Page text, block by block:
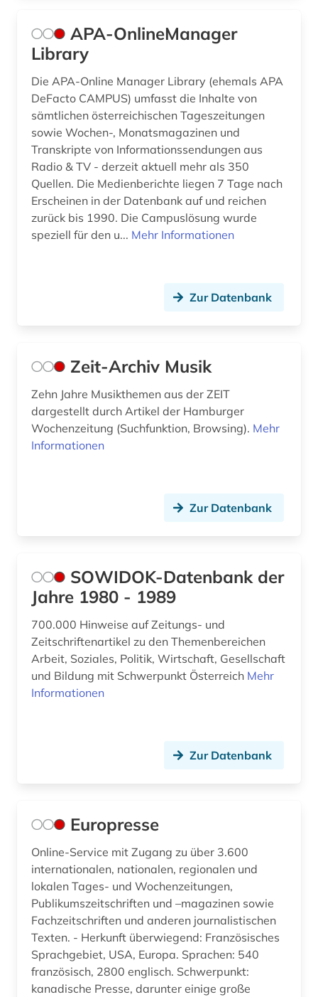
APA-OnlineManager
Library
Die APA-Online Manager Library (ehemals APA
DeFacto CAMPUS) umfasst die Inhalte von
sämtlichen österreichischen Tageszeitungen
sowie Wochen-, Monatsmagazinen und
Transkripte von Informationssendungen aus
Radio & TV - derzeit aktuell mehr als 350
Quellen. Die Medienberichte liegen 7 Tage nach
Erscheinen in der Datenbank auf und reichen
zurück bis 1990. Die Campuslösung wurde
speziell für den u... Mehr Informationen
Zur Datenbank
Zeit-Archiv Musik
Zehn Jahre Musikthemen aus der ZEIT
dargestellt durch Artikel der Hamburger
Wochenzeitung (Suchfunktion, Browsing). Mehr
Informationen
Zur Datenbank
SOWIDOK-Datenbank der
Jahre 1980 - 1989
700.000 Hinweise auf Zeitungs- und
Zeitschriftenartikel zu den Themenbereichen
Arbeit, Soziales, Politik, Wirtschaft, Gesellschaft
und Bildung mit Schwerpunkt Österreich Mehr
Informationen
Zur Datenbank
Europresse
Online-Service mit Zugang zu über 3.600
internationalen, nationalen, regionalen und
lokalen Tages- und Wochenzeitungen,
Publikumszeitschriften und –magazinen sowie
Fachzeitschriften und anderen journalistischen
Texten. - Herkunft überwiegend: Französisches
Sprachgebiet, USA, Europa. Sprachen: 540
französisch, 2800 englisch. Schwerpunkt:
kanadische Presse, darunter einige große